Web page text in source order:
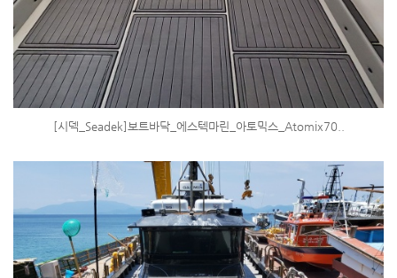
[시덱_Seadek]보트바닥_에스텍마린_아토믹스_Atomix70..